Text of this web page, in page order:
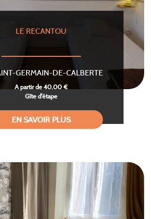
LE RECANTOU
GERMAIN-DE-CALBERTE
A partir de 40,00 €
Gîte d'étape
EN SAVOIR PLUS